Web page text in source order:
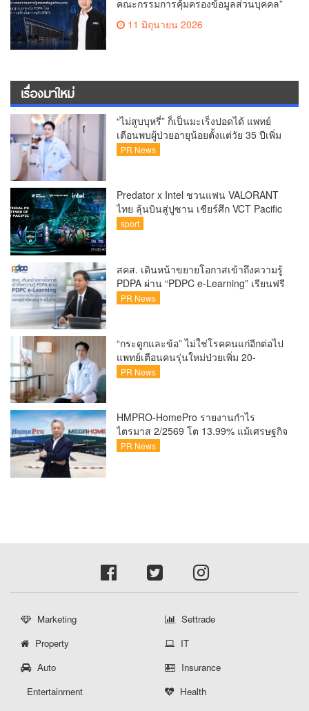
คณะกรรมการคุ้มครองข้อมูลส่วนบุคคล”
ความเชื่อมั่นเศรษฐกิจดิจิทัล
11 มิถุนายน 2026
เรื่องมาใหม่
“ไม่สูบบุหรี่” ก็เป็นมะเร็งปอดได้ แพทย์
เตือนพบผู้ป่วยอายุน้อยตั้งแต่วัย 35 ปีเพิ่ม
ขึ้นคนไทยกว่า 70% รู้ตัวเมื่อโรคลุกลาม
PR News
Predator x Intel ชวนแฟน VALORANT
ไทย ลุ้นบินสู่ปูซาน เชียร์ศึก VCT Pacific
Finals Busan ประเทศเกาหลีใต้ Predator
สุดพิเศษตลอดทัวร์นาเมนต์
sport
สคส. เดินหน้าขยายโอกาสเข้าถึงความรู้
PDPA ผ่าน “PDPC e-Learning” เรียนฟรี
ทุกที่ ทุกเวลา พร้อมประกาศนียบัตร ต่อย
แล้ว
PR News
“กระดูกและข้อ” ไม่ใช่โรคคนแก่อีกต่อไป
แพทย์เตือนคนรุ่นใหม่ป่วยเพิ่ม 20-
30% เสี่ยง ‘ข้อเข่าเสื่อมก่อนวัย’ จาก
PR News
HMPRO-HomePro รายงานกำไร
ไตรมาส 2/2569 โต 13.99% แม้เศรษฐกิจ
ผันผวนเดินหน้าขยายสาขา เสริมพอร์ต
PR News
Marketing
Settrade
Property
IT
Auto
Insurance
Entertainment
Health